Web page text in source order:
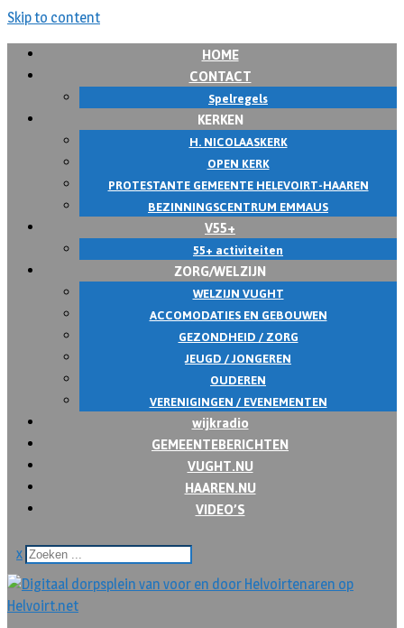
Skip to content
HOME
CONTACT
Spelregels
KERKEN
H. NICOLAASKERK
OPEN KERK
PROTESTANTE GEMEENTE HELEVOIRT-HAAREN
BEZINNINGSCENTRUM EMMAUS
V55+
55+ activiteiten
ZORG/WELZIJN
WELZIJN VUGHT
ACCOMODATIES EN GEBOUWEN
GEZONDHEID / ZORG
JEUGD / JONGEREN
OUDEREN
VERENIGINGEN / EVENEMENTEN
wijkradio
GEMEENTEBERICHTEN
VUGHT.NU
HAAREN.NU
VIDEO’S
x